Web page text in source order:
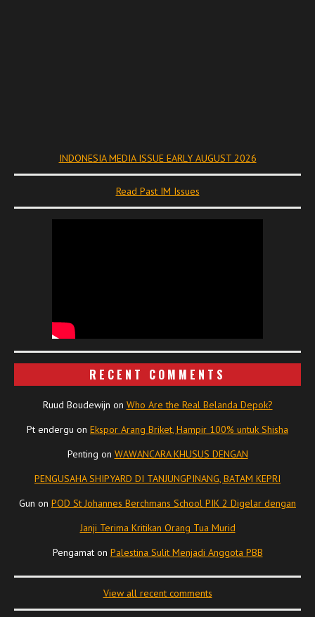
INDONESIA MEDIA ISSUE EARLY AUGUST 2026
Read Past IM Issues
RECENT COMMENTS
Ruud Boudewijn on Who Are the Real Belanda Depok?
Pt endergu on Ekspor Arang Briket, Hampir 100% untuk Shisha
Penting on WAWANCARA KHUSUS DENGAN
PENGUSAHA SHIPYARD DI TANJUNGPINANG, BATAM KEPRI
Gun on POD St Johannes Berchmans School PIK 2 Digelar dengan
Janji Terima Kritikan Orang Tua Murid
Pengamaton Palestina Sulit Menjadi Anggota PBB
View all recent comments